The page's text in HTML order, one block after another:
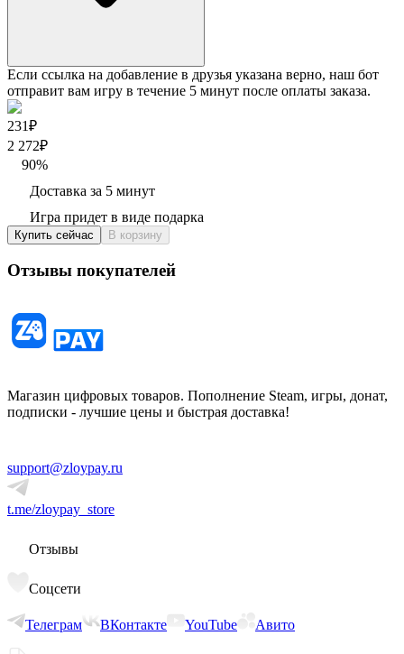
Если ссылка на добавление в друзья указана верно, наш бот
отправит вам игру в течение 5 минут после оплаты заказа.
231₽
2 272₽
90%
Доставка за 5 минут
Игра придет в виде подарка
Купить сейчас В корзину
Отзывы покупателей
Магазин цифровых товаров. Пополнение Steam, игры, донат,
подписки - лучшие цены и быстрая доставка!
support@zloypay.ru
t.me/zloypay_store
Отзывы
Соцсети
Телеграм ВКонтакте YouTube Авито